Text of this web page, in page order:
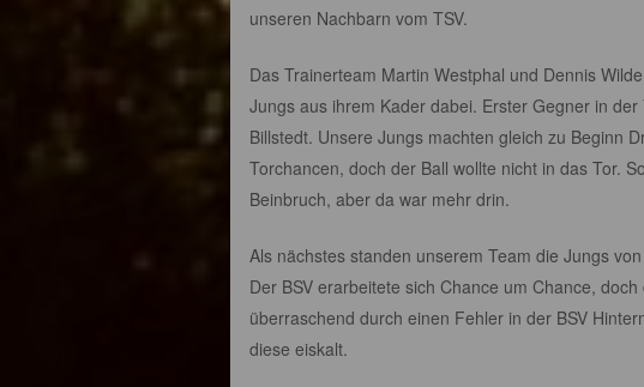
unseren Nachbarn vom TSV.
Das Trainerteam Martin Westphal und Dennis
Jungs aus ihrem Kader dabei. Erster Gegner in
Billstedt. Unsere Jungs machten gleich zu Beginn
Torchancen, doch der Ball wollte nicht in das Tor.
Beinbruch, aber da war mehr drin.
Als nächstes standen unserem Team die Jungs
Der BSV erarbeitete sich Chance um Chance,
überraschend durch einen Fehler in der BSV
diese eiskalt.